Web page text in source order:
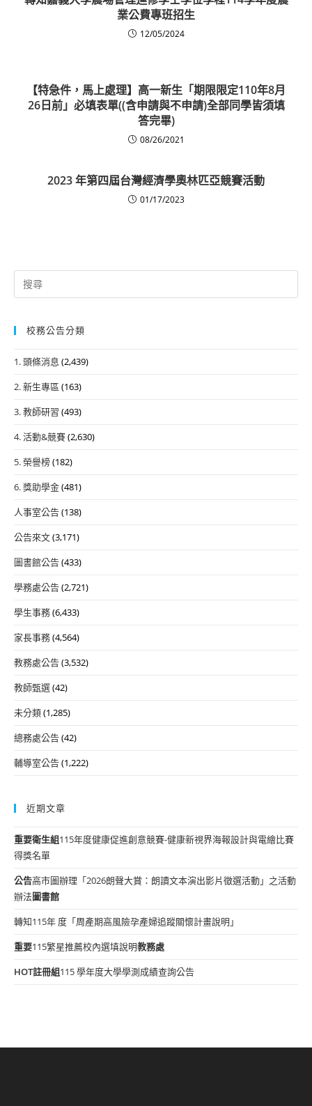
業公費專班招生
12/05/2024
【特急件，馬上處理】高一新生「期限限定110年8月
26日前」必填表單((含申請與不申請)全部同學皆須填
答完畢)
08/26/2021
2023 年第四屆台灣經濟學奧林匹亞競賽活動
01/17/2023
Search
for:
校務公告分類
1. 頭條消息 (2,439)
2. 新生專區 (163)
3. 教師研習 (493)
4. 活動&競賽(2,630)
5. 榮譽榜(182)
6. 獎助學金(481)
人事室公告(138)
公告來文(3,171)
圖書館公告(433)
學務處公告(2,721)
學生事務(6,433)
家長事務(4,564)
教務處公告(3,532)
教師甄選(42)
未分類(1,285)
總務處公告(42)
輔導室公告(1,222)
近期文章
重要衛生組115年度健康促進創意競賽-健康新視界海報設計與電繪比賽
得獎名單
公告高市圖辦理「2026朗聲大賞：朗讀文本演出影片徵選活動」之活動
辦法圖書館
轉知115年 度「周產期高風險孕產婦追蹤關懷計畫說明」
重要115繁星推薦校內選填說明教務處
HOT註冊組115 學年度大學學測成績查詢公告